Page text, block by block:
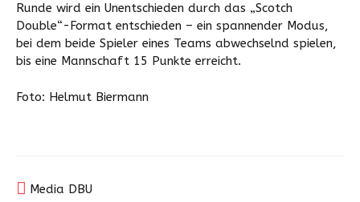
Runde wird ein Unentschieden durch das „Scotch
Double“-Format entschieden – ein spannender Modus,
bei dem beide Spieler eines Teams abwechselnd spielen,
bis eine Mannschaft 15 Punkte erreicht.
Foto: Helmut Biermann
Media DBU